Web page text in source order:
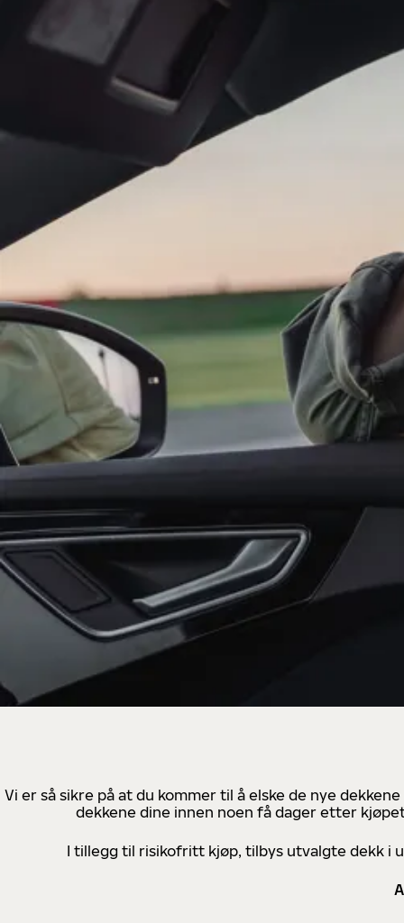
Vi er så sikre på at du kommer til å elske de nye
dekkene dine innen noen få dager etter
I tillegg til risikofritt kjøp, tilbys utvalgte dekk i